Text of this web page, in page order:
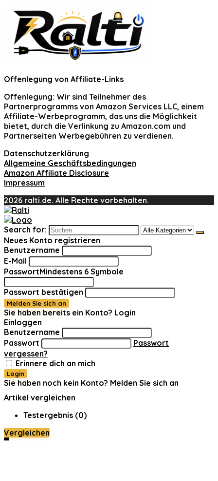
Offenlegung von Affiliate-Links
Offenlegung: Wir sind Teilnehmer des
Partnerprogramms von Amazon Services LLC, einem
Affiliate-Werbeprogramm, das uns die Möglichkeit
bietet, durch die Verlinkung zu Amazon.com und
Partnerseiten Werbegebühren zu verdienen.
Datenschutzerklärung
Allgemeine Geschäftsbedingungen
Amazon Affiliate Disclosure
Impressum
2026 ralti.de. Alle Rechte vorbehalten.
Search for:
Neues Konto registrieren
Benutzername
E-Mail
PasswortMindestens 6 Symbole
Passwort bestätigen
Melden Sie sich an
Sie haben bereits ein Konto? Login
Einloggen
Benutzername
Passwort
Passwort
vergessen?
Erinnere dich an mich
Login
Sie haben noch kein Konto? Melden Sie sich an
Artikel vergleichen
Testergebnis (0)
Vergleichen
0